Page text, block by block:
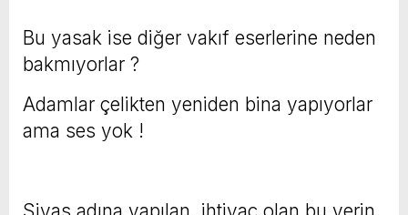
Bu yasak ise diğer vakıf eserlerine neden
bakmıyorlar ?
Adamlar çelikten yeniden bina yapıyorlar
ama ses yok !